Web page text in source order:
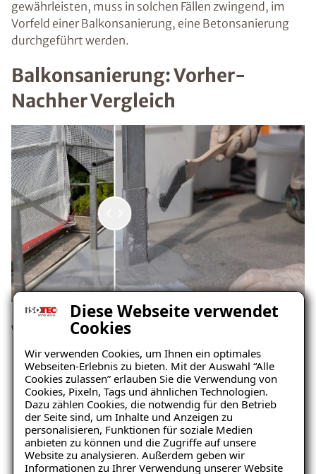
Diese Webseite verwendet
Cookies
Wir verwenden Cookies, um Ihnen ein optimales
Webseiten-Erlebnis zu bieten. Mit der Auswahl “Alle
Cookies zulassen” erlauben Sie die Verwendung von
Cookies, Pixeln, Tags und ähnlichen Technologien.
Dazu zählen Cookies, die notwendig für den Betrieb
der Seite sind, um Inhalte und Anzeigen zu
personalisieren, Funktionen für soziale Medien
anbieten zu können und die Zugriffe auf unsere
Website zu analysieren. Außerdem geben wir
Informationen zu Ihrer Verwendung unserer Website
gewährleisten, muss in solchen Fällen zwingend, im
Vorfeld einer Balkonsanierung, eine Betonsanierung
durchgeführt werden.
Balkonsanierung: Vorher-
Nachher Vergleich
Wärmebrücke bei auskragenden
Balkonplatten